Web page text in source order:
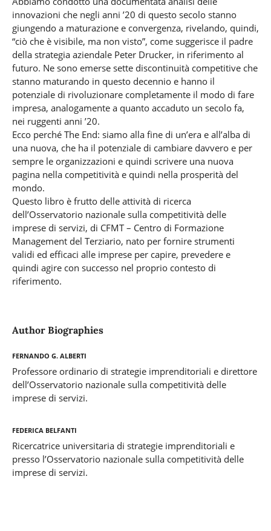
innovazioni che negli anni ’20 di questo secolo stanno
giungendo a maturazione e convergenza, rivelando, quindi,
“ciò che è visibile, ma non visto”, come suggerisce il padre
della strategia aziendale Peter Drucker, in riferimento al
futuro. Ne sono emerse sette discontinuità competitive che
stanno maturando in questo decennio e hanno il
potenziale di rivoluzionare completamente il modo di fare
impresa, analogamente a quanto accaduto un secolo fa,
nei ruggenti anni ’20.
Ecco perché The End: siamo alla fine di un’era e all’alba di
una nuova, che ha il potenziale di cambiare davvero e per
sempre le organizzazioni e quindi scrivere una nuova
pagina nella competitività e quindi nella prosperità del
mondo.
Questo libro è frutto delle attività di ricerca
dell’Osservatorio nazionale sulla competitività delle
imprese di servizi, di CFMT – Centro di Formazione
Management del Terziario, nato per fornire strumenti
validi ed efficaci alle imprese per capire, prevedere e
quindi agire con successo nel proprio contesto di
riferimento.
Author Biographies
Fernando G. Alberti
Professore ordinario di strategie imprenditoriali e direttore
dell’Osservatorio nazionale sulla competitività delle
imprese di servizi.
Federica Belfanti
Ricercatrice universitaria di strategie imprenditoriali e
presso l’Osservatorio nazionale sulla competitività delle
imprese di servizi.